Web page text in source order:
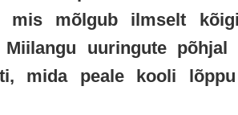
mis mõlgub ilmselt
Miilangu uuringute
mida peale kooli